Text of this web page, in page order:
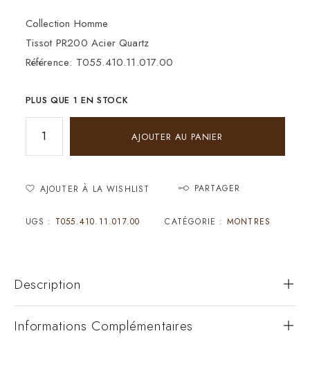
Collection Homme
Tissot PR200 Acier Quartz
Référence: T055.410.11.017.00
PLUS QUE 1 EN STOCK
AJOUTER AU PANIER
AJOUTER À LA WISHLIST PARTAGER
UGS : T055.410.11.017.00 CATÉGORIE : MONTRES
Description
Informations Complémentaires